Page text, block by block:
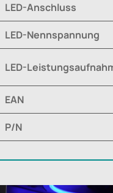
LED-Anschluss
LED-Nennspannung
LED-
EAN
P/N